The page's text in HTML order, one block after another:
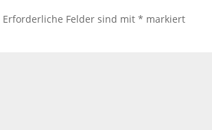
Erforderliche Felder sind mit* markiert